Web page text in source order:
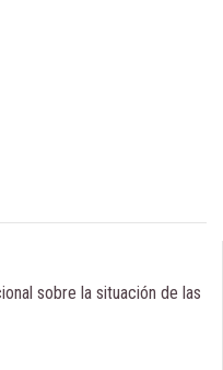
sobre la situación de las